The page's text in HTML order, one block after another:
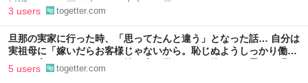
勧誘はやたら圧が強いが、本当にお得なの？
3 users togetter.com
旦那の実家に行った時、「思ってたんと違う」となった話… 自分は
実祖母に「嫁いだらお客様じゃないから。恥じぬようしっかり働
け」と言われていたので、嫁ぎ先で嫌われたら終わりと思い、張り
5 users togetter.com